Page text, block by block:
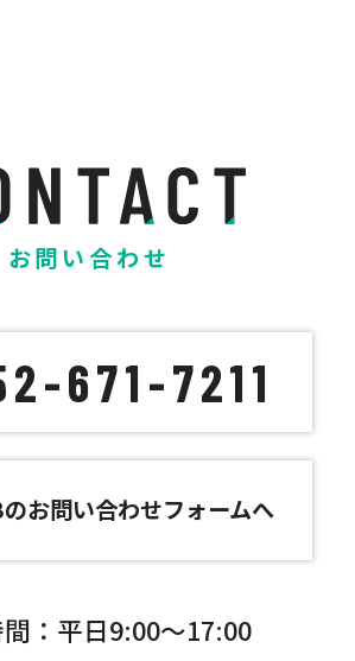
お問い合わせ
671-7211
お問い合わせフォームへ
：平日9:00～17:00